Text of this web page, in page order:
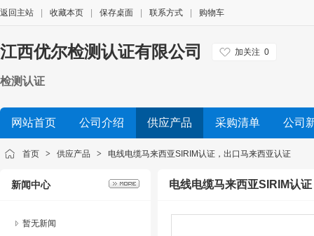
返回主站 收藏本页 保存桌面 联系方式 购物车
江西优尔检测认证有限公司 加关注 0
检测认证
网站首页 公司介绍 供应产品 采购清单 公司
首页 > 供应产品 > 电线电缆马来西亚SIRIM认证，出口马来西亚认证
新闻中心
暂无新闻
电线电缆马来西亚SIRIM认